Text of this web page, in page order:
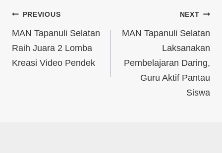
PREVIOUS
MAN Tapanuli Selatan
Raih Juara 2 Lomba
Kreasi Video Pendek
NEXT
MAN Tapanuli Selatan
Laksanakan
Pembelajaran Daring,
Guru Aktif Pantau
Siswa